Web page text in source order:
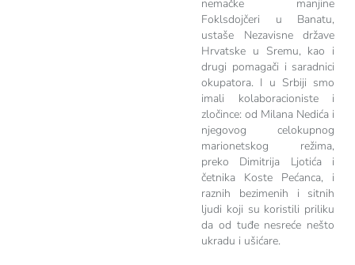
nemačke manjine
Foklsdojčeri u Banatu,
ustaše Nezavisne države
Hrvatske u Sremu, kao i
drugi pomagači i saradnici
okupatora. I u Srbiji smo
imali kolaboracioniste i
zločince: od Milana Nedića i
njegovog celokupnog
marionetskog režima,
preko Dimitrija Ljotića i
četnika Koste Pećanca, i
raznih bezimenih i sitnih
ljudi koji su koristili priliku
da od tuđe nesreće nešto
ukradu i ušićare.